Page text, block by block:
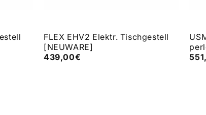
FLEX EHV2 Elektr. Tischgestell
[NEUWARE]
439,00€